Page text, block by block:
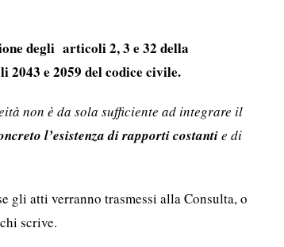
degli articoli 2, 3 e 32 della
2043 e 2059 del codice civile.
non è da sola sufficiente ad integrare il
l’esistenza di rapporti costantie di
gli atti verranno trasmessi alla Consulta, o
scrive.